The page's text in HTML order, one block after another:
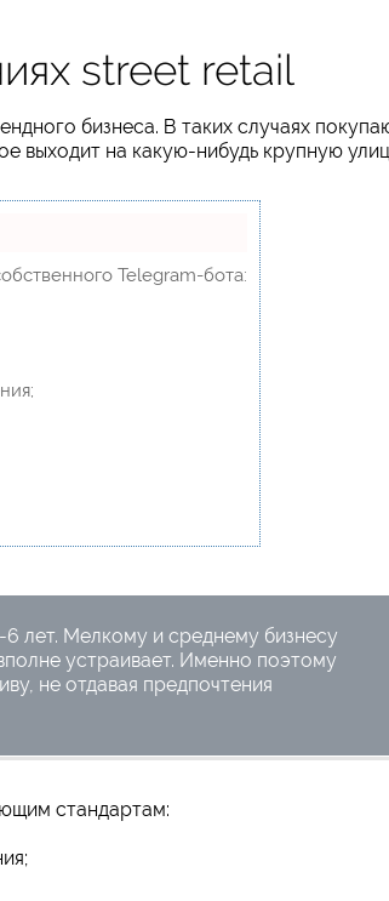
street retail
бизнеса. В таких случаях
выходит на какую-нибудь крупную
Telegram-бота:
лет. Мелкому и среднему бизнесу
устраивает. Именно поэтому
не отдавая предпочтения
стандартам: